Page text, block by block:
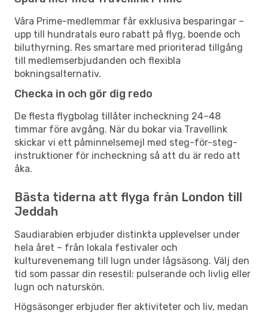
Våra Prime-medlemmar får exklusiva besparingar –
upp till hundratals euro rabatt på flyg, boende och
biluthyrning. Res smartare med prioriterad tillgång
till medlemserbjudanden och flexibla
bokningsalternativ.
Checka in och gör dig redo
De flesta flygbolag tillåter incheckning 24–48
timmar före avgång. När du bokar via Travellink
skickar vi ett påminnelsemejl med steg-för-steg-
instruktioner för incheckning så att du är redo att
åka.
Bästa tiderna att flyga från London till
Jeddah
Saudiarabien erbjuder distinkta upplevelser under
hela året – från lokala festivaler och
kulturevenemang till lugn under lågsäsong. Välj den
tid som passar din resestil: pulserande och livlig eller
lugn och naturskön.
Högsäsonger erbjuder fler aktiviteter och liv, medan